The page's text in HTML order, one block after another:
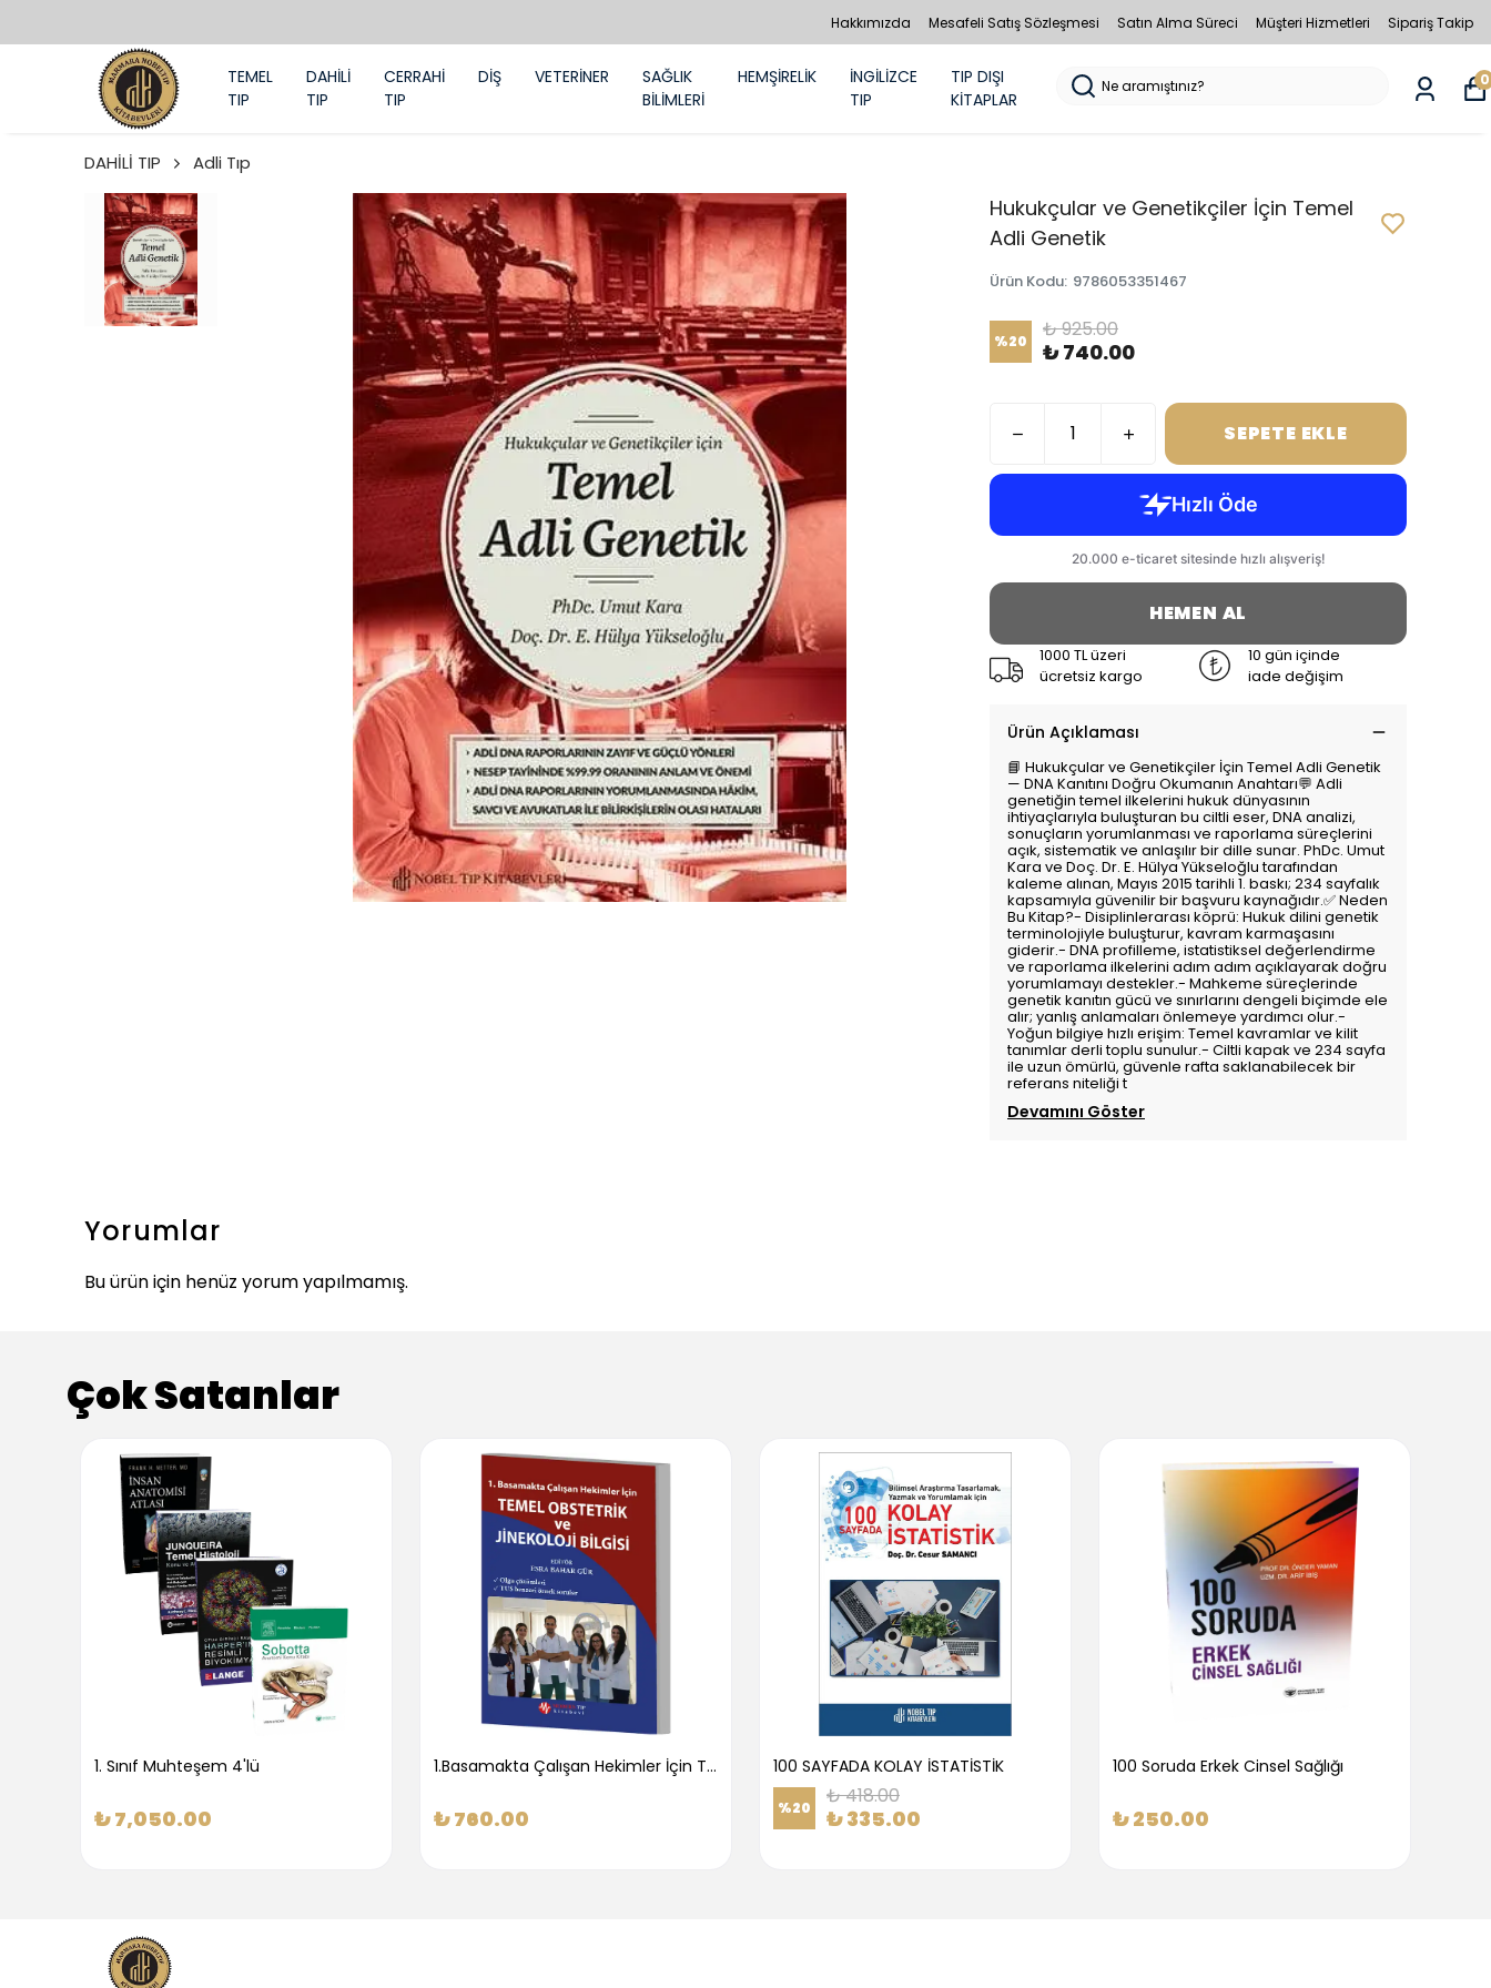
Hakkımızda Mesafeli Satış Sözleşmesi Satın Alma Süreci Müşteri Hizmetleri Sipariş Takip
TEMEL
TIP
DAHİLİ
TIP
CERRAHİ
TIP
DİŞ VETERİNER
SAĞLIK
BİLİMLERİ
HEMŞİRELİK
İNGİLİZCE
TIP
TIP DIŞI
KİTAPLAR
0
DAHİLİ TIP Adli Tıp
Hukukçular ve Genetikçiler İçin Temel
Adli Genetik
Ürün Kodu: 9786053351467
%20 ₺ 925.00
₺ 740.00
SEPETE EKLE
HEMEN AL
1000 TL üzeri
ücretsiz kargo
10 gün içinde
iade değişim
Ürün Açıklaması
📘 Hukukçular ve Genetikçiler İçin Temel Adli Genetik
— DNA Kanıtını Doğru Okumanın Anahtarı💬 Adli
genetiğin temel ilkelerini hukuk dünyasının
ihtiyaçlarıyla buluşturan bu ciltli eser, DNA analizi,
sonuçların yorumlanması ve raporlama süreçlerini
açık, sistematik ve anlaşılır bir dille sunar. PhDc. Umut
Kara ve Doç. Dr. E. Hülya Yükseloğlu tarafından
kaleme alınan, Mayıs 2015 tarihli 1. baskı; 234 sayfalık
kapsamıyla güvenilir bir başvuru kaynağıdır.✅ Neden
Bu Kitap?- Disiplinlerarası köprü: Hukuk dilini genetik
terminolojiyle buluşturur, kavram karmaşasını
giderir.- DNA profilleme, istatistiksel değerlendirme
ve raporlama ilkelerini adım adım açıklayarak doğru
yorumlamayı destekler.- Mahkeme süreçlerinde
genetik kanıtın gücü ve sınırlarını dengeli biçimde ele
alır; yanlış anlamaları önlemeye yardımcı olur.-
Yoğun bilgiye hızlı erişim: Temel kavramlar ve kilit
tanımlar derli toplu sunulur.- Ciltli kapak ve 234 sayfa
ile uzun ömürlü, güvenle rafta saklanabilecek bir
referans niteliği t
Devamını Göster
Yorumlar
Bu ürün için henüz yorum yapılmamış.
Çok Satanlar
1. Sınıf Muhteşem 4'lü
₺ 7,050.00
1.Basamakta Çalışan Hekimler İçin Temel Obstetrik Ve Jinekoloji Bilgisi
₺ 760.00
100 SAYFADA KOLAY İSTATİSTİK
%20 ₺ 418.00
₺ 335.00
100 Soruda Erkek Cinsel Sağlığı
₺ 250.00